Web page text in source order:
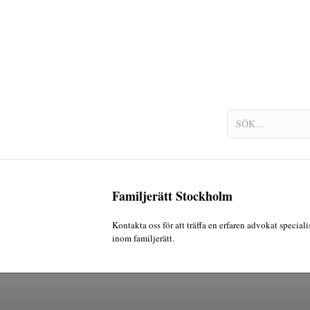
Familjerätt Stockholm
Kontakta oss för att träffa en erfaren advokat
inom familjerätt.